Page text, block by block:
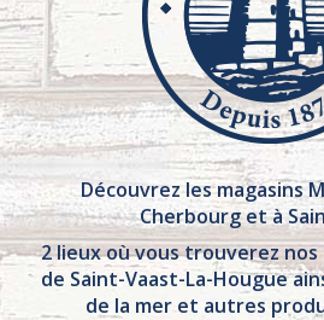
Découvrez les magasins
Cherbourg et à
2 lieux où vous trouverez
de Saint-Vaast-La-Hougue
de la mer et autres